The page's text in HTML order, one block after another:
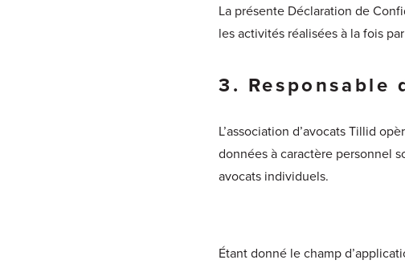
La présente Déclaration de
les activités réalisées à la fois
3. Responsable
L’association d’avocats Tillid
données à caractère personnel
avocats individuels.
Étant donné le champ